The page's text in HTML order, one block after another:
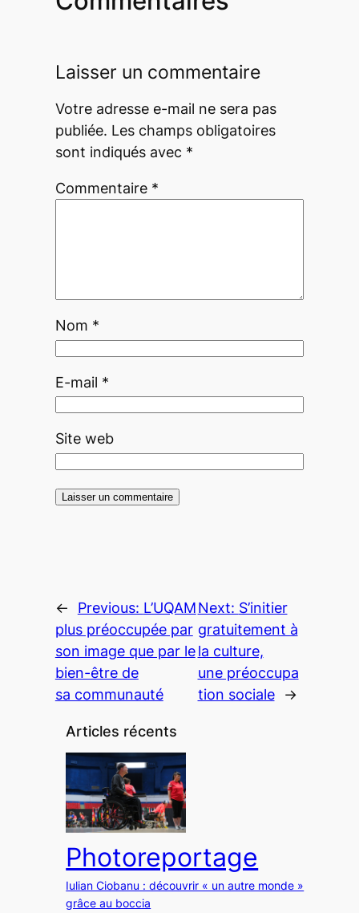
Laisser un commentaire
Votre adresse e-mail ne sera pas
publiée. Les champs obligatoires
sont indiqués avec *
Commentaire *
Nom *
E-mail *
Site web
← Previous: L’UQAM
plus préoccupée par
son image que par le
bien-être de
sa communauté
Next: S’initier
gratuitement à
la culture,
une préoccupa
tion sociale
→
Articles récents
Photoreportage
Iulian Ciobanu : découvrir « un autre monde »
grâce au boccia